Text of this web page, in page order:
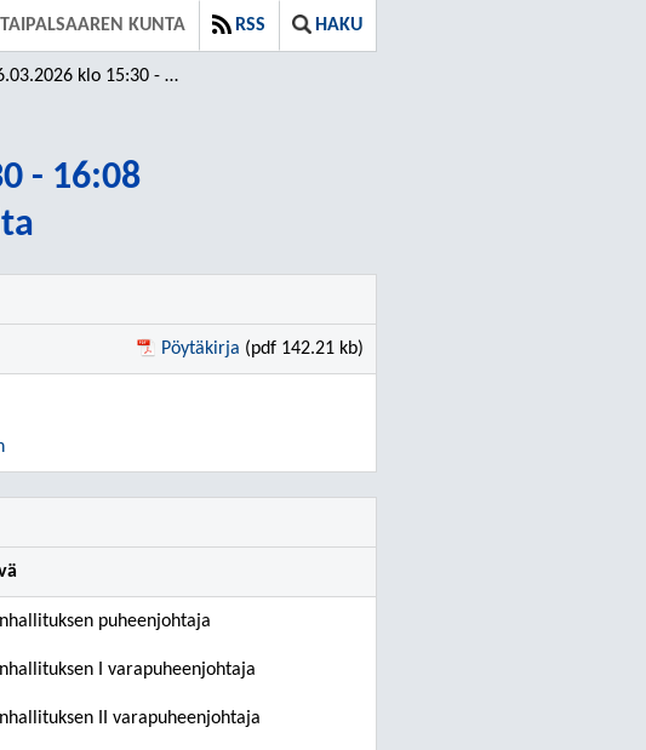
TAIPALSAAREN KUNTA RSS HAKU
klo 15:30 - 16:08
- 16:08
Pöytäkirja (pdf 142.21 kb)
puheenjohtaja
I varapuheenjohtaja
II varapuheenjohtaja